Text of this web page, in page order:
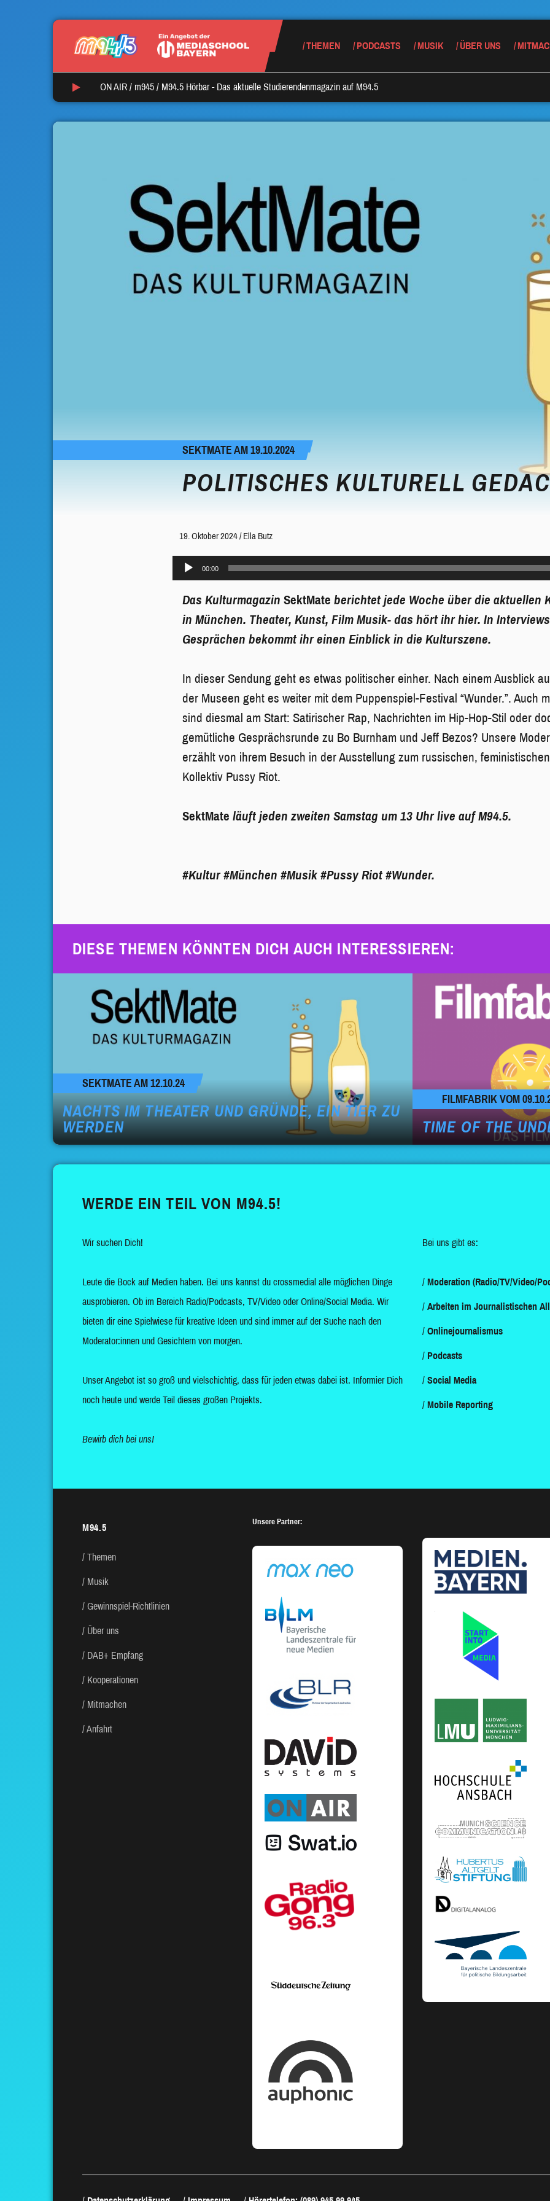
THEMEN PODCASTS MUSIK ÜBER UNS
ON AIR / m945 / M94.5 Hörbar - Das aktuelle Studierendenmagazin auf M94.5
SEKTMATE AM 19.10.2024
POLITISCHES KULTURELL
19. Oktober 2024/Ella Butz
Audio-
Player
00:00
Das KulturmagazinSektMateberichtet jede Woche über die aktuellen
in München. Theater, Kunst, Film Musik- das hört ihr hier. In
Gesprächen bekommt ihr einen Einblick in die Kulturszene.
In dieser Sendung geht es etwas politischer einher. Nach einem Ausblick
der Museen geht es weiter mit dem Puppenspiel-Festival “Wunder.”. Auch
sind diesmal am Start: Satirischer Rap, Nachrichten im Hip-Hop-Stil oder
gemütliche Gesprächsrunde zu Bo Burnham und Jeff Bezos? Unsere
erzählt von ihrem Besuch in der Ausstellung zum russischen,
Kollektiv Pussy Riot.
SektMate läuft jeden zweiten Samstag um 13 Uhr live auf M94.5.
#Kultur #München #Musik #Pussy Riot #Wunder.
DIESE THEMEN KÖNNTEN DICH AUCH INTERESSIEREN:
SEKTMATE AM 12.10.24
NACHTS IM THEATER UND GRÜNDE, EIN TIER ZU
WERDEN
FILMFABRIK VOM
TIME OF THE
WERDE EIN TEIL VON M94.5!
Wir suchen Dich!
Leute die Bock auf Medien haben. Bei uns kannst du crossmedial alle möglichen Dinge
ausprobieren. Ob im Bereich Radio/Podcasts, TV/Video oder Online/Social Media. Wir
bieten dir eine Spielwiese für kreative Ideen und sind immer auf der Suche nach den
Moderator:innen und Gesichtern von morgen.
Unser Angebot ist so groß und vielschichtig, dass für jeden etwas dabei ist. Informier Dich
noch heute und werde Teil dieses großen Projekts.
Bewirb dich bei uns!
Bei uns gibt es:
Moderation (Radio/TV/Video/
Arbeiten im Journalistischen
Onlinejournalismus
Podcasts
Social Media
Mobile Reporting
M94.5
Themen
Musik
Gewinnspiel-Richtlinien
Über uns
DAB+ Empfang
Kooperationen
Mitmachen
Anfahrt
Unsere Partner: